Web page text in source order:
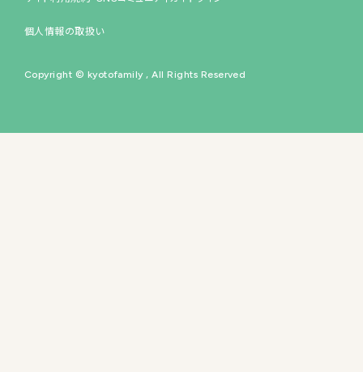
60の専門店
個人情報の取扱い
Copyright © kyotofamily , All Rights Reserved